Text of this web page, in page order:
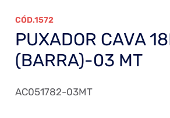
1572
PUXADOR CAVA
(BARRA)-03 MT
AC051782-03MT